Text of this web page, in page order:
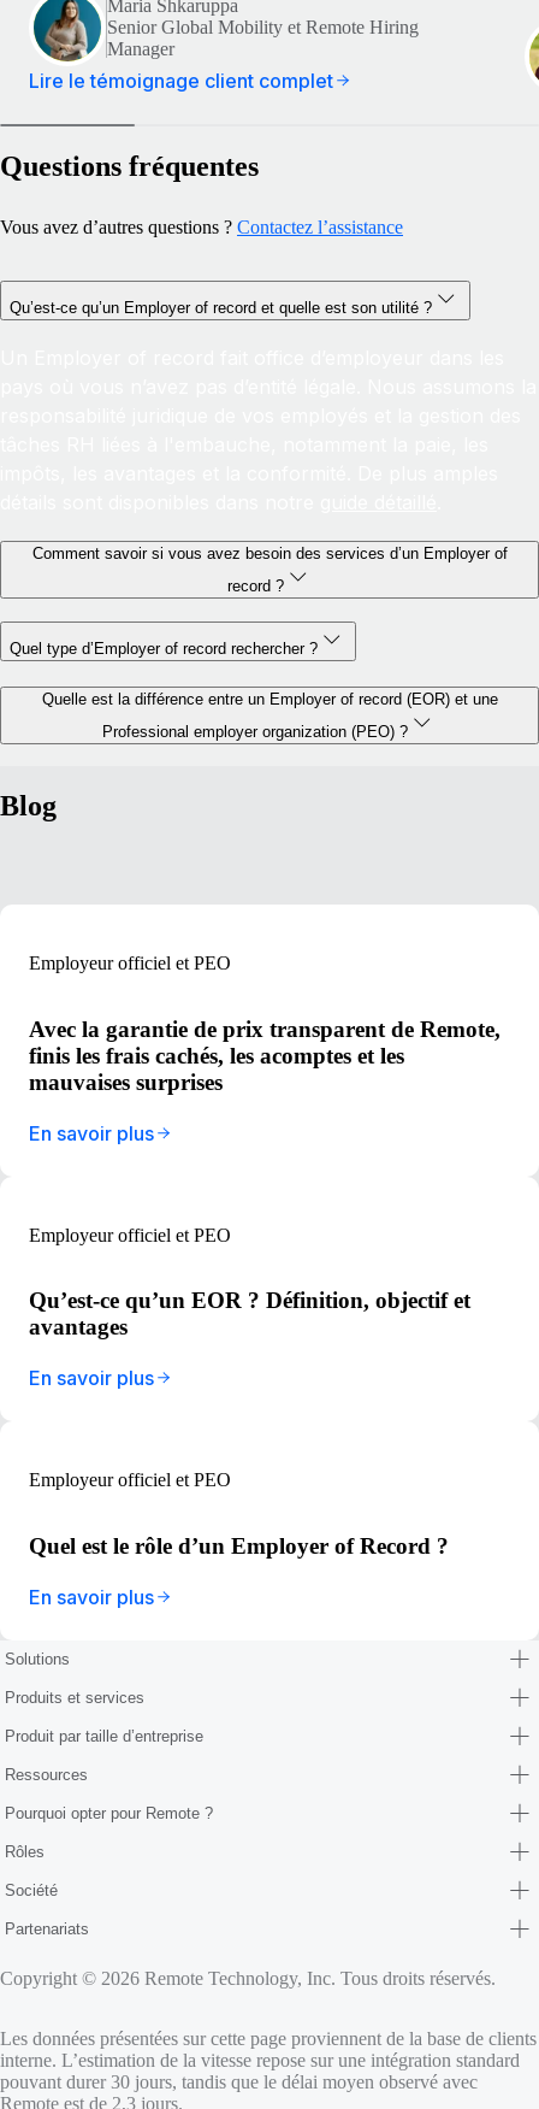
Maria Shkaruppa
Senior Global Mobility et Remote Hiring
Manager
Lire le témoignage client complet
Questions fréquentes
Vous avez d’autres questions ? Contactez l’assistance
Qu’est-ce qu’un Employer of record et quelle est son utilité ?
Comment savoir si vous avez besoin des services d’un Employer of
record ?
Quel type d’Employer of record rechercher ?
Quelle est la différence entre un Employer of record (EOR) et une
Professional employer organization (PEO) ?
Blog
Employeur officiel et PEO
Avec la garantie de prix transparent de Remote,
finis les frais cachés, les acomptes et les
mauvaises surprises
En savoir plus
Employeur officiel et PEO
Qu’est-ce qu’un EOR ? Définition, objectif et
avantages
En savoir plus
Employeur officiel et PEO
Quel est le rôle d’un Employer of Record ?
En savoir plus
Solutions
Produits et services
Produit par taille d’entreprise
Ressources
Pourquoi opter pour Remote ?
Rôles
Société
Partenariats
Copyright © 2026 Remote Technology, Inc. Tous droits réservés.
Les données présentées sur cette page proviennent de la base de clients
interne. L’estimation de la vitesse repose sur une intégration standard
pouvant durer 30 jours, tandis que le délai moyen observé avec
Remote est de 2,3 jours.